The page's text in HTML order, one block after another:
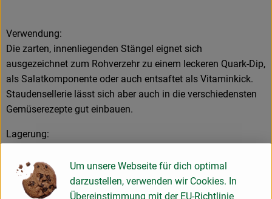
Verwendung:
Die zarten, innenliegenden Stängel eignet sich
ausgezeichnet zum Rohverzehr zu einem leckeren Quark-Dip,
als Salatkomponente oder auch entsaftet als Vitaminkick.
Staudensellerie lässt sich aber auch in die verschiedensten
Gemüserezepte gut einbauen.
Lagerung:
Gemüsefach im Kühlschrank aufbewahren.
Um unsere Webseite für dich optimal
darzustellen, verwenden wir Cookies. In
Übereinstimmung mit der EU-Richtlinie